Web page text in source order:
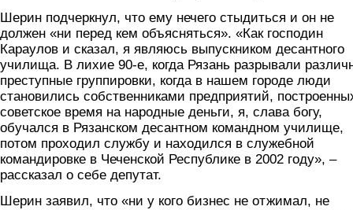
Шерин подчеркнул, что ему нечего стыдиться и он не
должен «ни перед кем объясняться». «Как господин
Караулов и сказал, я являюсь выпускником десантного
училища. В лихие 90-е, когда Рязань разрывали
преступные группировки, когда в нашем городе люди
становились собственниками предприятий,
советское время на народные деньги, я, слава богу,
обучался в Рязанском десантном командном училище,
потом проходил службу и находился в служебной
командировке в Чеченской Республике в 2002 году», –
рассказал о себе депутат.
Шерин заявил, что «ни у кого бизнес не отжимал, не